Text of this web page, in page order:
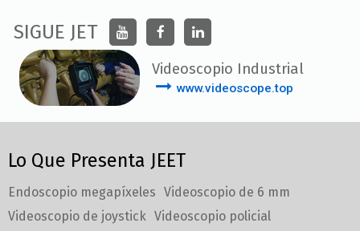
SIGUE JET
Videoscopio Industrial
www.videoscope.top
Lo Que Presenta JEET
Endoscopio megapíxeles Videoscopio de 6 mm
Videoscopio de joystick Videoscopio policial